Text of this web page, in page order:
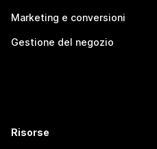
Marketing e conversioni
Gestione del negozio
Risorse